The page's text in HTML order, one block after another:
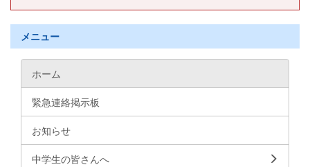
メニュー
ホーム
緊急連絡掲示板
お知らせ
中学生の皆さんへ